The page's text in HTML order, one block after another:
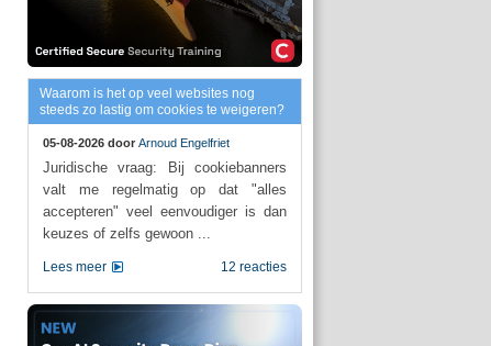
Waarom is het op veel websites nog
steeds zo lastig om cookies te weigeren?
05-08-2026 door Arnoud Engelfriet
Juridische vraag: Bij cookiebanners
valt me regelmatig op dat "alles
accepteren" veel eenvoudiger is dan
keuzes of zelfs gewoon ...
12 reacties
Lees meer